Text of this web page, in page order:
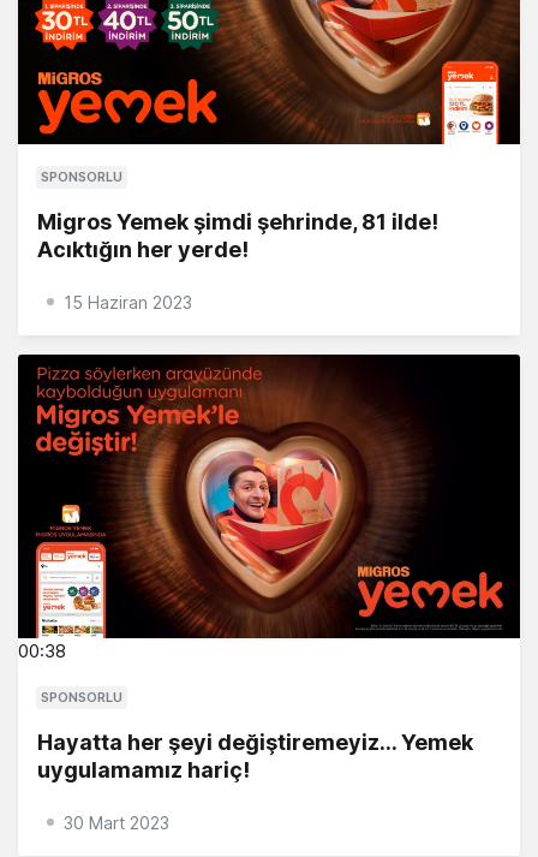
SPONSORLU
Migros Yemek şimdi şehrinde, 81 ilde!
Acıktığın her yerde!
15 Haziran 2023
SPONSORLU
Hayatta her şeyi değiştiremeyiz... Yemek
uygulamamız hariç!
00:38
30 Mart 2023